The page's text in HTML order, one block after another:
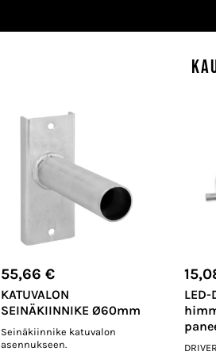
55,66€
KATUVALON
SEINÄKIINNIKE Ø60mm
Seinäkiinnike katuvalon
asennukseen.
LED-